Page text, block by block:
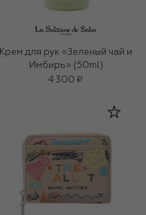
Крем для рук «Зеленый чай и
Имбирь» (50ml)
4 300 ₽